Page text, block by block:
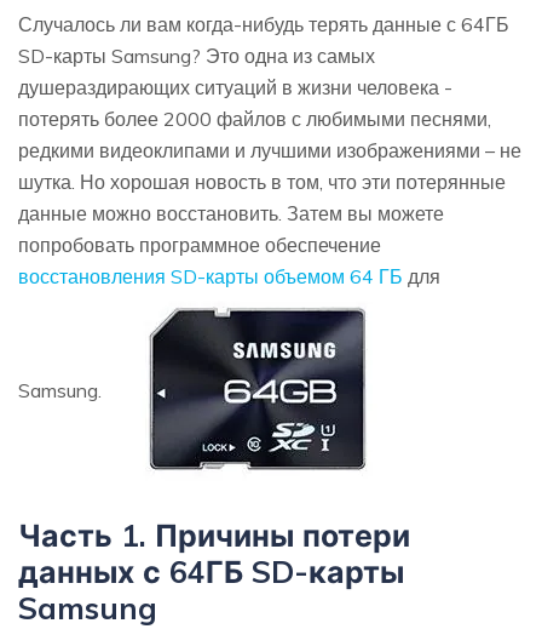
Случалось ли вам когда-нибудь терять данные с 64ГБ
SD-карты Samsung? Это одна из самых
душераздирающих ситуаций в жизни человека -
потерять более 2000 файлов с любимыми песнями,
редкими видеоклипами и лучшими изображениями – не
шутка. Но хорошая новость в том, что эти потерянные
данные можно восстановить. Затем вы можете
попробовать программное обеспечение
восстановления SD-карты объемом 64 ГБ для
Samsung.
Часть 1. Причины потери
данных с 64ГБ SD-карты
Samsung